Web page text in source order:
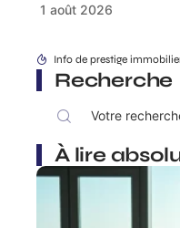
1 août 2026
Recherche
À lire